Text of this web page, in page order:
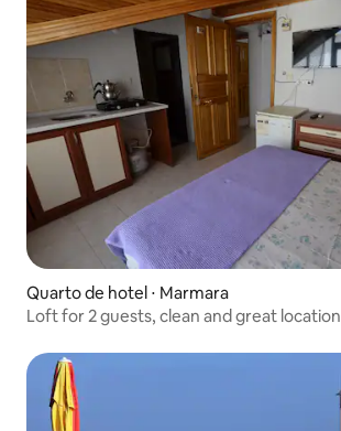
Quarto de hotel ⋅ Marmara
Loft for 2 guests, clean and great location